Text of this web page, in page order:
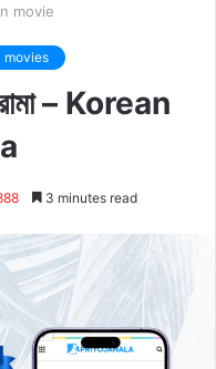
movie
movies
– Korean
3 minutes read